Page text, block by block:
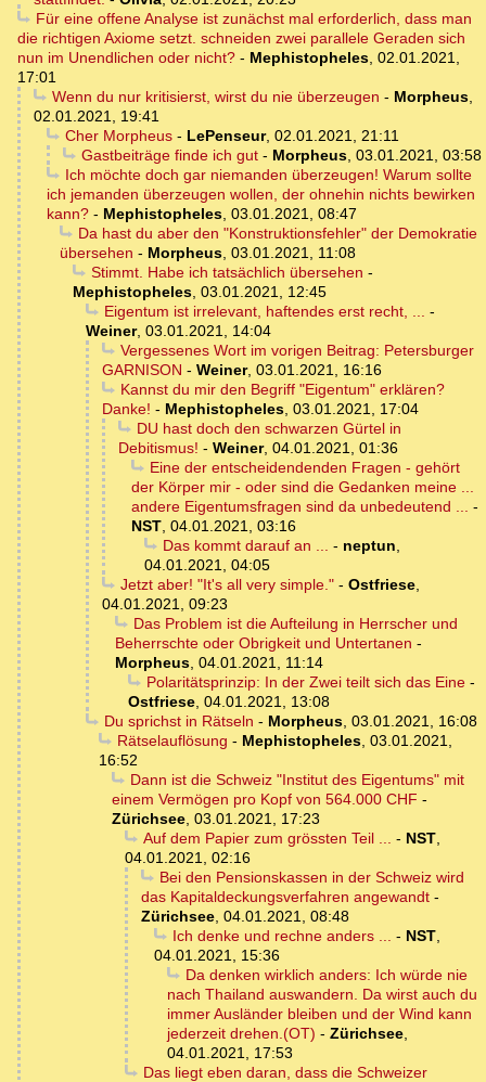
Für eine offene Analyse ist zunächst mal erforderlich, dass man
die richtigen Axiome setzt. schneiden zwei parallele Geraden sich
nun im Unendlichen oder nicht? - Mephistopheles, 02.01.2021,
17:01
Wenn du nur kritisierst, wirst du nie überzeugen - Morpheus,
02.01.2021, 19:41
Cher Morpheus- LePenseur, 02.01.2021, 21:11
Gastbeiträge finde ich gut- Morpheus, 03.01.2021, 03:58
Ich möchte doch gar niemanden überzeugen! Warum sollte
ich jemanden überzeugen wollen, der ohnehin nichts bewirken
kann? - Mephistopheles, 03.01.2021, 08:47
Da hast du aber den "Konstruktionsfehler" der Demokratie
übersehen - Morpheus, 03.01.2021, 11:08
Stimmt. Habe ich tatsächlich übersehen -
Mephistopheles, 03.01.2021, 12:45
Eigentum ist irrelevant, haftendes erst recht, ... -
Weiner, 03.01.2021, 14:04
Vergessenes Wort im vorigen Beitrag: Petersburger
GARNISON - Weiner, 03.01.2021, 16:16
Kannst du mir den Begriff "Eigentum" erklären?
Danke! - Mephistopheles, 03.01.2021, 17:04
DU hast doch den schwarzen Gürtel in
Debitismus! - Weiner, 04.01.2021, 01:36
Eine der entscheidendenden Fragen - gehört
der Körper mir - oder sind die Gedanken meine ...
andere Eigentumsfragen sind da unbedeutend ... -
NST, 04.01.2021, 03:16
Das kommt darauf an ... - neptun,
04.01.2021, 04:05
Jetzt aber! "It's all very simple."- Ostfriese,
04.01.2021, 09:23
Das Problem ist die Aufteilung in Herrscher und
Beherrschte oder Obrigkeit und Untertanen -
Morpheus, 04.01.2021, 11:14
Polaritätsprinzip: In der Zwei teilt sich das Eine-
Ostfriese, 04.01.2021, 13:08
Du sprichst in Rätseln - Morpheus, 03.01.2021, 16:08
Rätselauflösung - Mephistopheles, 03.01.2021,
16:52
Dann ist die Schweiz "Institut des Eigentums" mit
einem Vermögen pro Kopf von 564.000 CHF -
Zürichsee, 03.01.2021, 17:23
Auf dem Papier zum grössten Teil ... - NST,
04.01.2021, 02:16
Bei den Pensionskassen in der Schweiz wird
das Kapitaldeckungsverfahren angewandt -
Zürichsee, 04.01.2021, 08:48
Ich denke und rechne anders ... - NST,
04.01.2021, 15:36
Da denken wirklich anders: Ich würde nie
nach Thailand auswandern. Da wirst auch du
immer Ausländer bleiben und der Wind kann
jederzeit drehen.(OT) - Zürichsee,
04.01.2021, 17:53
Das liegt eben daran, dass die Schweizer